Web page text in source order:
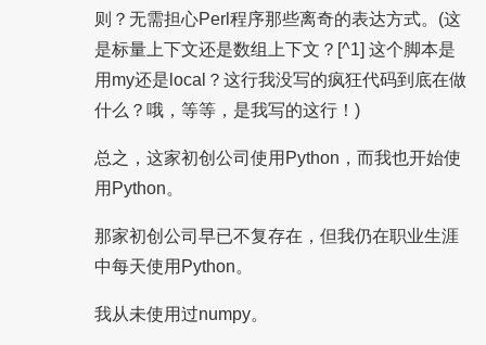
则？无需担心Perl程序那些离奇的表达方式。(这
是标量上下文还是数组上下文？[^1] 这个脚本是
用my还是local？这行我没写的疯狂代码到底在做
什么？哦，等等，是我写的这行！)
总之，这家初创公司使用Python，而我也开始使
用Python。
那家初创公司早已不复存在，但我仍在职业生涯
中每天使用Python。
我从未使用过numpy。